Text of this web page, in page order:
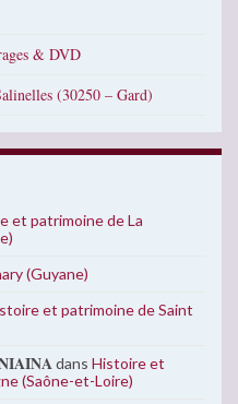
& DVD
(30250 – Gard)
et patrimoine de La
(Guyane)
et patrimoine de Saint
dans Histoire et
(Saône-et-Loire)